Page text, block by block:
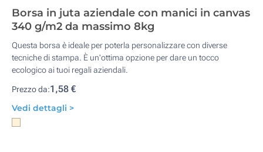
Borsa in juta aziendale con manici in canvas
340 g/m2 da massimo 8kg
Questa borsa è ideale per poterla personalizzare con diverse
tecniche di stampa. È un'ottima opzione per dare un tocco
ecologico ai tuoi regali aziendali.
Prezzo da:1,58 €
Vedi dettagli >